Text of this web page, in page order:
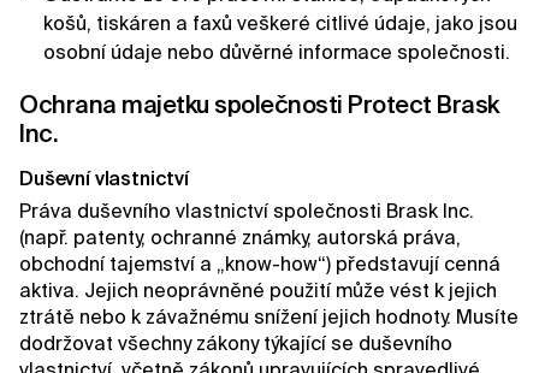
košů, tiskáren a faxů veškeré citlivé údaje, jako jsou
osobní údaje nebo důvěrné informace společnosti.
Ochrana majetku společnosti Protect Brask
Inc.
Duševní vlastnictví
Práva duševního vlastnictví společnosti Brask Inc.
(např. patenty, ochranné známky, autorská práva,
obchodní tajemství a „know-how“) představují cenná
aktiva. Jejich neoprávněné použití může vést k jejich
ztrátě nebo k závažnému snížení jejich hodnoty. Musíte
dodržovat všechny zákony týkající se duševního